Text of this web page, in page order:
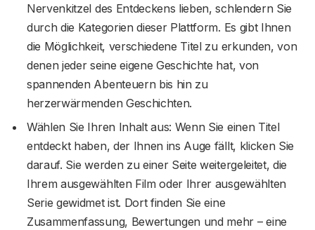
Nervenkitzel des Entdeckens lieben, schlendern Sie
durch die Kategorien dieser Plattform. Es gibt Ihnen
die Möglichkeit, verschiedene Titel zu erkunden, von
denen jeder seine eigene Geschichte hat, von
spannenden Abenteuern bis hin zu
herzerwärmenden Geschichten.
Wählen Sie Ihren Inhalt aus: Wenn Sie einen Titel
entdeckt haben, der Ihnen ins Auge fällt, klicken Sie
darauf. Sie werden zu einer Seite weitergeleitet, die
Ihrem ausgewählten Film oder Ihrer ausgewählten
Serie gewidmet ist. Dort finden Sie eine
Zusammenfassung, Bewertungen und mehr – eine